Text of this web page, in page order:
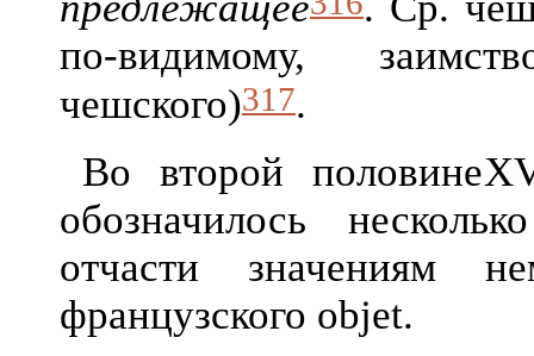
по-видимому,
чешского)317.
Во второй половине
обозначилось
отчасти значениям
французского objet.